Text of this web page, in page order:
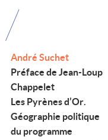
/
André Suchet
Préface de Jean-Loup
Chappelet
Les Pyrènes d’Or.
Géographie politique
du programme